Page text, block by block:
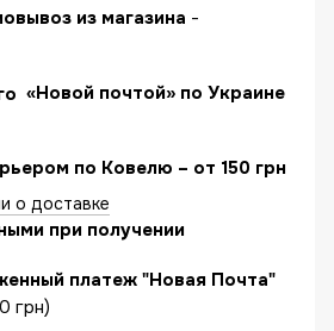
из магазина -
«Новой почтой» по Украине
по Ковелю – от 150 грн
о доставке
при получении
платеж "Новая Почта"
грн)